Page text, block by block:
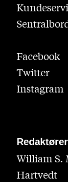
Facebook
Twitter
Instagram
Redaktører
William S.
Hartvedt